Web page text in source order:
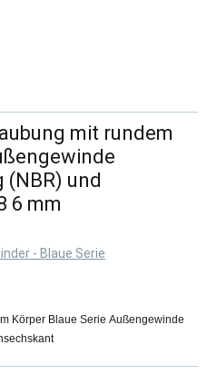
mit rundem
(NBR) und
6 mm
- Blaue Serie
Körper Blaue Serie Außengewinde